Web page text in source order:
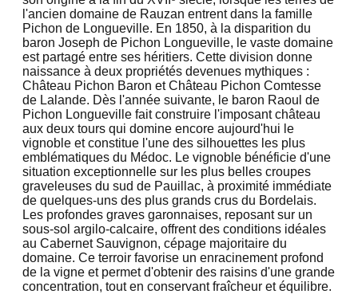
l'ancien domaine de Rauzan entrent dans la famille
Pichon de Longueville. En 1850, à la disparition du
baron Joseph de Pichon Longueville, le vaste domaine
est partagé entre ses héritiers. Cette division donne
naissance à deux propriétés devenues mythiques :
Château Pichon Baron et Château Pichon Comtesse
de Lalande. Dès l'année suivante, le baron Raoul de
Pichon Longueville fait construire l'imposant château
aux deux tours qui domine encore aujourd'hui le
vignoble et constitue l'une des silhouettes les plus
emblématiques du Médoc. Le vignoble bénéficie d'une
situation exceptionnelle sur les plus belles croupes
graveleuses du sud de Pauillac, à proximité immédiate
de quelques-uns des plus grands crus du Bordelais.
Les profondes graves garonnaises, reposant sur un
sous-sol argilo-calcaire, offrent des conditions idéales
au Cabernet Sauvignon, cépage majoritaire du
domaine. Ce terroir favorise un enracinement profond
de la vigne et permet d'obtenir des raisins d'une grande
concentration, tout en conservant fraîcheur et équilibre.